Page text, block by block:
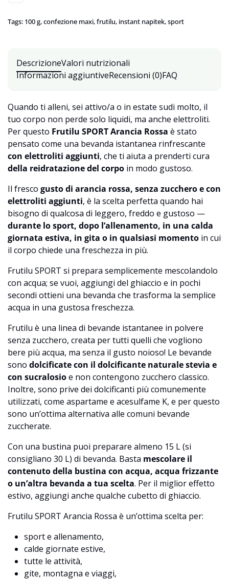
Tags: 100 g,confezione maxi,frutilu, instant napitek,sport
DescrizioneValori nutrizionali
Informazioni aggiuntiveRecensioni (0)FAQ
Quando ti alleni, sei attivo/a o in estate sudi molto, il
tuo corpo non perde solo liquidi, ma anche elettroliti.
Per questo Frutilu SPORT Arancia Rossa è stato
pensato come una bevanda istantanea rinfrescante
con elettroliti aggiunti, che ti aiuta a prenderti cura
della reidratazione del corpo in modo gustoso.
Il fresco gusto di arancia rossa, senza zucchero e con
elettroliti aggiunti, è la scelta perfetta quando hai
bisogno di qualcosa di leggero, freddo e gustoso —
durante lo sport, dopo l’allenamento, in una calda
giornata estiva, in gita o in qualsiasi momento in cui
il corpo chiede una freschezza in più.
Frutilu SPORT si prepara semplicemente mescolandolo
con acqua; se vuoi, aggiungi del ghiaccio e in pochi
secondi ottieni una bevanda che trasforma la semplice
acqua in una gustosa freschezza.
Frutilu è una linea di bevande istantanee in polvere
senza zucchero, creata per tutti quelli che vogliono
bere più acqua, ma senza il gusto noioso! Le bevande
sono dolcificate con il dolcificante naturale stevia e
con sucralosioe non contengono zucchero classico.
Inoltre, sono prive dei dolcificanti più comunemente
utilizzati, come aspartame e acesulfame K, e per questo
sono un’ottima alternativa alle comuni bevande
zuccherate.
Con una bustina puoi preparare almeno 15 L (si
consigliano 30 L) di bevanda. Basta mescolare il
contenuto della bustina con acqua, acqua frizzante
o un’altra bevanda a tua scelta. Per il miglior effetto
estivo, aggiungi anche qualche cubetto di ghiaccio.
Frutilu SPORT Arancia Rossa è un’ottima scelta per:
sport e allenamento,
calde giornate estive,
tutte le attività,
gite, montagna e viaggi,